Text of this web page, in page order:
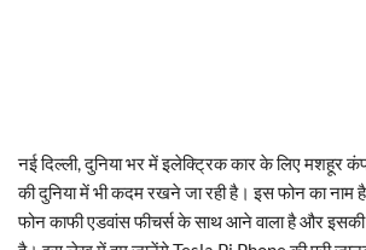
नई दिल्ली, दुनिया भर में इलेक्ट्रिक कार के लिए मशहूर
की दुनिया में भी कदम रखने जा रही है। इस फोन का
फोन काफी एडवांस फीचर्स के साथ आने वाला है और